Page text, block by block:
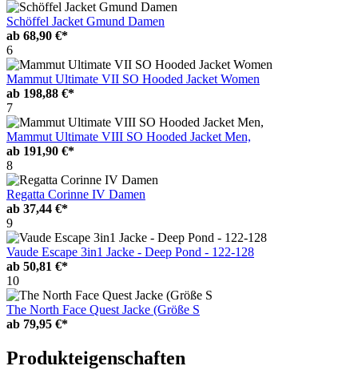
Schöffel Jacket Gmund Damen
ab 68,90 €*
6
Mammut Ultimate VII SO Hooded Jacket Women
ab 198,88 €*
7
Mammut Ultimate VIII SO Hooded Jacket Men,
ab 191,90 €*
8
Regatta Corinne IV Damen
ab 37,44 €*
9
Vaude Escape 3in1 Jacke - Deep Pond - 122-128
ab 50,81 €*
10
The North Face Quest Jacke (Größe S
ab 79,95 €*
Produkteigenschaften